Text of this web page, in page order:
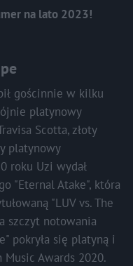
na lato 2023!
gościnnie w kilku
platynowy
Scotta, złoty
platynowy
roku Uzi wydał
"Eternal Atake", która
"LUV vs. The
szczyt notowania
pokryła się platyną i
Music Awards 2020.